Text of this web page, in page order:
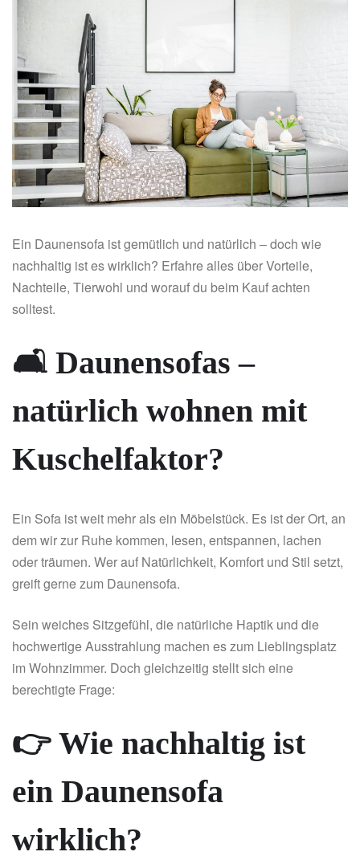
Ein Daunensofa ist gemütlich und natürlich – doch wie
nachhaltig ist es wirklich? Erfahre alles über Vorteile,
Nachteile, Tierwohl und worauf du beim Kauf achten
solltest.
🛋️ Daunensofas –
natürlich wohnen mit
Kuschelfaktor?
Ein Sofa ist weit mehr als ein Möbelstück. Es ist der Ort, an
dem wir zur Ruhe kommen, lesen, entspannen, lachen
oder träumen. Wer auf Natürlichkeit, Komfort und Stil setzt,
greift gerne zum Daunensofa.
Sein weiches Sitzgefühl, die natürliche Haptik und die
hochwertige Ausstrahlung machen es zum Lieblingsplatz
im Wohnzimmer. Doch gleichzeitig stellt sich eine
berechtigte Frage:
👉 Wie nachhaltig ist
ein Daunensofa
wirklich?